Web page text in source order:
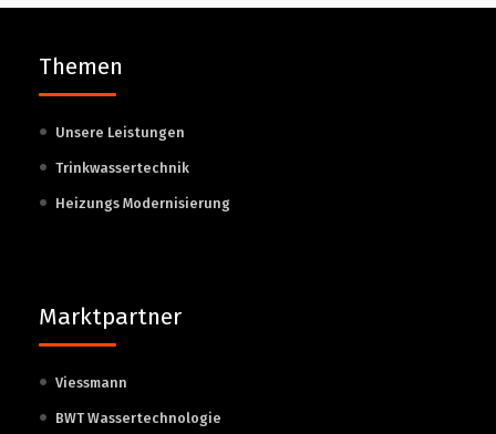
Themen
Unsere Leistungen
Trinkwassertechnik
Heizungs Modernisierung
Marktpartner
Viessmann
BWT Wassertechnologie